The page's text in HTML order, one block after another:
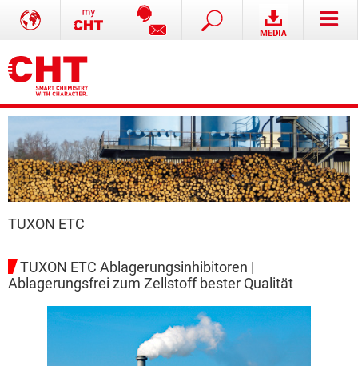
TUXON ETC
TUXON ETC Ablagerungsinhibitoren |
Ablagerungsfrei zum Zellstoff bester Qualität